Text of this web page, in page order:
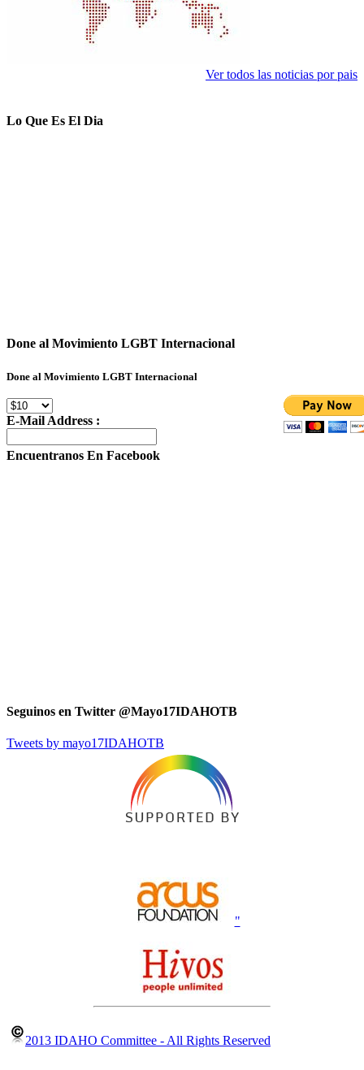
Ver todos las noticias por pais
Lo Que Es El Dia
Done al Movimiento LGBT Internacional
Done al Movimiento LGBT Internacional
E-Mail Address :
Encuentranos En Facebook
Seguinos en Twitter @Mayo17IDAHOTB
Tweets by mayo17IDAHOTB
"
2013 IDAHO Committee - All Rights Reserved